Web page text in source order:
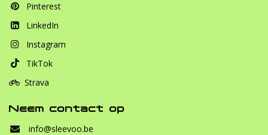
Pinterest
LinkedIn
Instagram
TikTok
Strava
Neem contact op
info@sleevoo.be